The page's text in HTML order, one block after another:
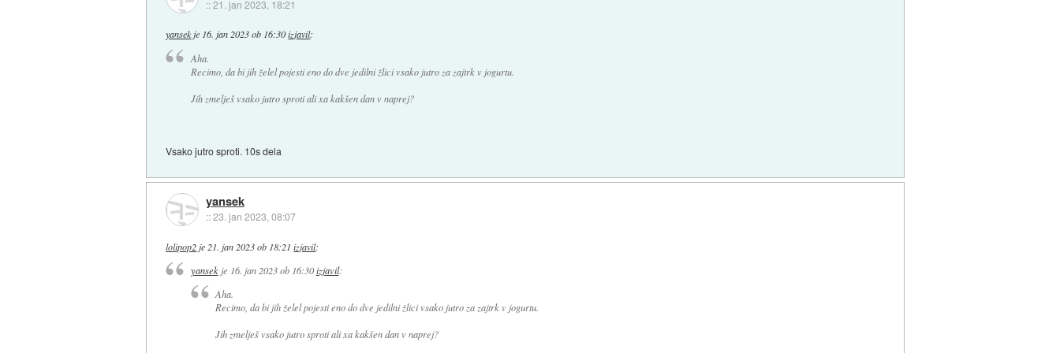
::21. jan 2023, 18:21
yansekje 16. jan 2023 ob 16:30 izjavil:
Aha.
Recimo, da bi jih želel pojesti eno do dve jedilni žlici vsako jutro za zajtrk v jogurtu.
Jih zmelješ vsako jutro sproti ali xa kakšen dan v naprej?
Vsako jutro sproti. 10s dela
yansek
::23. jan 2023, 08:07
lolipop2 je 21. jan 2023 ob 18:21 izjavil:
yansekje 16. jan 2023 ob 16:30 izjavil:
Aha.
Recimo, da bi jih želel pojesti eno do dve jedilni žlici vsako jutro za zajtrk v jogurtu.
Jih zmelješ vsako jutro sproti ali xa kakšen dan v naprej?